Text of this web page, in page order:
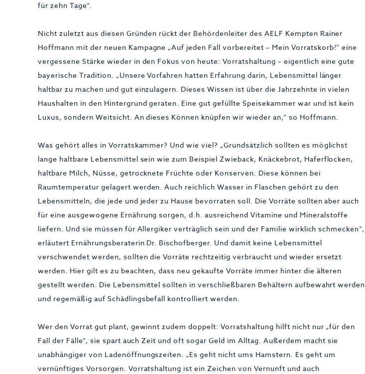
für zehn Tage“.
Nicht zuletzt aus diesen Gründen rückt der Behördenleiter des AELF Kempten Rainer
Hoffmann mit der neuen Kampagne „Auf jeden Fall vorbereitet – Mein Vorratskorb!“ eine
vergessene Stärke wieder in den Fokus von heute: Vorratshaltung – eigentlich eine gute
bayerische Tradition. „Unsere Vorfahren hatten Erfahrung darin, Lebensmittel länger
haltbar zu machen und gut einzulagern. Dieses Wissen ist über die Jahrzehnte in vielen
Haushalten in den Hintergrund geraten. Eine gut gefüllte Speisekammer war und ist kein
Luxus, sondern Weitsicht. An dieses Können knüpfen wir wieder an,“ so Hoffmann.
Was gehört alles in Vorratskammer? Und wie viel? „Grundsätzlich sollten es möglichst
lange haltbare Lebensmittel sein wie zum Beispiel Zwieback, Knäckebrot, Haferflocken,
haltbare Milch, Nüsse, getrocknete Früchte oder Konserven. Diese können bei
Raumtemperatur gelagert werden. Auch reichlich Wasser in Flaschen gehört zu den
Lebensmitteln, die jede und jeder zu Hause bevorraten soll. Die Vorräte sollten aber auch
für eine ausgewogene Ernährung sorgen, d.h. ausreichend Vitamine und Mineralstoffe
liefern. Und sie müssen für Allergiker verträglich sein und der Familie wirklich schmecken“,
erläutert Ernährungsberaterin Dr. Bischofberger. Und damit keine Lebensmittel
verschwendet werden, sollten die Vorräte rechtzeitig verbraucht und wieder ersetzt
werden. Hier gilt es zu beachten, dass neu gekaufte Vorräte immer hinter die älteren
gestellt werden. Die Lebensmittel sollten in verschließbaren Behältern aufbewahrt werden
und regemäßig auf Schädlingsbefall kontrolliert werden.
Wer den Vorrat gut plant, gewinnt zudem doppelt: Vorratshaltung hilft nicht nur „für den
Fall der Fälle“, sie spart auch Zeit und oft sogar Geld im Alltag. Außerdem macht sie
unabhängiger von Ladenöffnungszeiten. „Es geht nicht ums Hamstern. Es geht um
vernünftiges Vorsorgen. Vorratshaltung ist ein Zeichen von Vernunft und auch